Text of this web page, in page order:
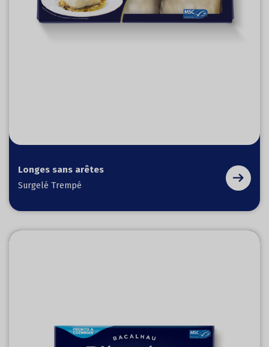
Longes sans arêtes
Surgelé Trempé